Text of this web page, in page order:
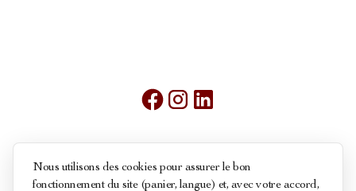
Conditions générales de ventes
Nous utilisons des cookies pour assurer le bon
fonctionnement du site (panier, langue) et, avec votre accord,